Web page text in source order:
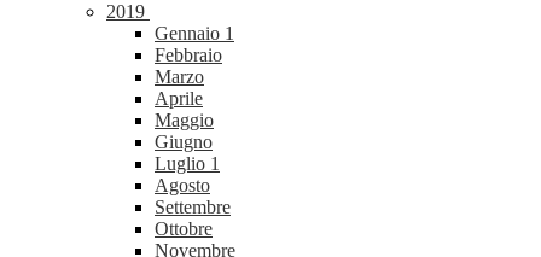
2019
Gennaio 1
Febbraio
Marzo
Aprile
Maggio
Giugno
Luglio 1
Agosto
Settembre
Ottobre
Novembre